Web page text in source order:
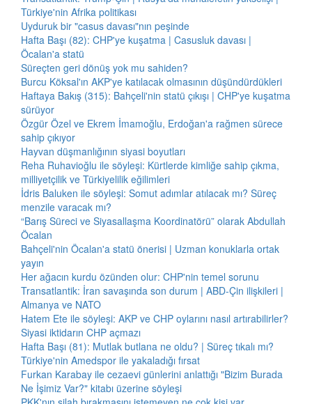
Türkiye'nin Afrika politikası
Uyduruk bir "casus davası"nın peşinde
Hafta Başı (82): CHP'ye kuşatma | Casusluk davası |
Öcalan'a statü
Süreçten geri dönüş yok mu sahiden?
Burcu Köksal'ın AKP'ye katılacak olmasının düşündürdükleri
Haftaya Bakış (315): Bahçeli'nin statü çıkışı | CHP'ye kuşatma
sürüyor
Özgür Özel ve Ekrem İmamoğlu, Erdoğan'a rağmen sürece
sahip çıkıyor
Hayvan düşmanlığının siyasi boyutları
Reha Ruhavioğlu ile söyleşi: Kürtlerde kimliğe sahip çıkma,
milliyetçilik ve Türkiyelilik eğilimleri
İdris Baluken ile söyleşi: Somut adımlar atılacak mı? Süreç
menzile varacak mı?
“Barış Süreci ve Siyasallaşma Koordinatörü” olarak Abdullah
Öcalan
Bahçeli'nin Öcalan'a statü önerisi | Uzman konuklarla ortak
yayın
Her ağacın kurdu özünden olur: CHP'nin temel sorunu
Transatlantik: İran savaşında son durum | ABD-Çin ilişkileri |
Almanya ve NATO
Hatem Ete ile söyleşi: AKP ve CHP oylarını nasıl artırabilirler?
Siyasi iktidarın CHP açmazı
Hafta Başı (81): Mutlak butlana ne oldu? | Süreç tıkalı mı?
Türkiye'nin Amedspor ile yakaladığı fırsat
Furkan Karabay ile cezaevi günlerini anlattığı "Bizim Burada
Ne İşimiz Var?" kitabı üzerine söyleşi